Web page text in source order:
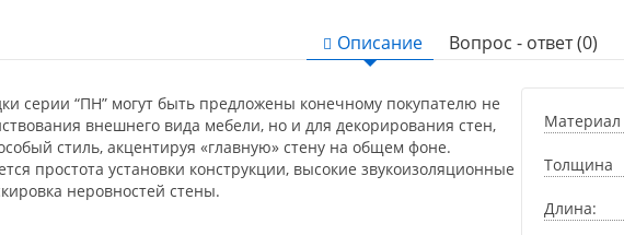
Описание Вопрос - ответ (0)
серии “ПН” могут быть предложены конечному покупателю не
внешнего вида мебели, но и для декорирования стен,
стиль, акцентируя «главную» стену на общем фоне.
простота установки конструкции, высокие звукоизоляционные
неровностей стены.
Материал
Толщина
Длина: